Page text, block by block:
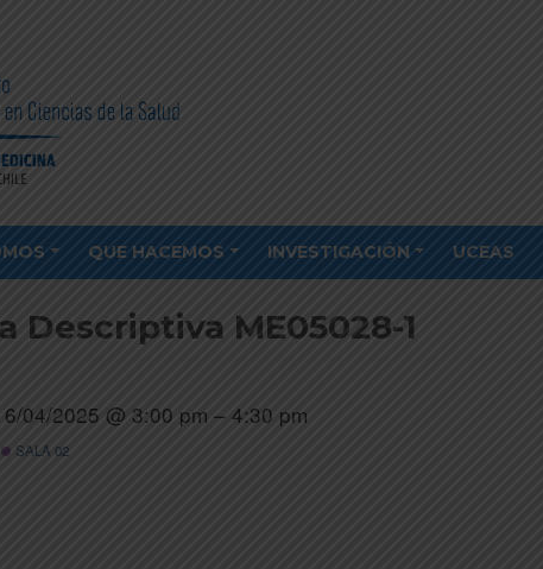
QUE HACEMOS INVESTIGACIÓN UCEAS
Descriptiva ME05028-1
04/2025 @ 3:00 pm – 4:30 pm
SALA 02